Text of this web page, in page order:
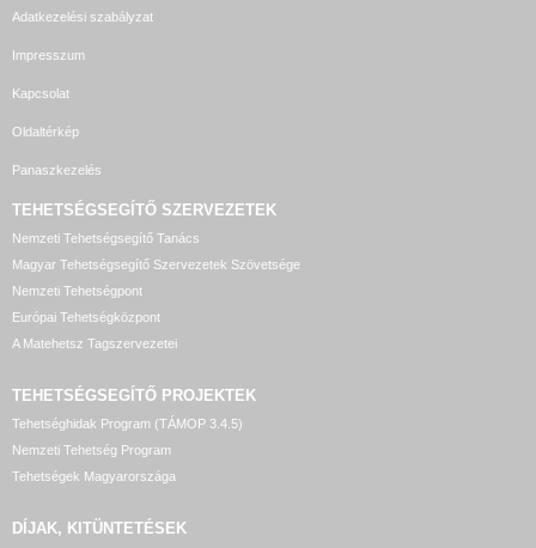
Adatkezelési szabályzat
Impresszum
Kapcsolat
Oldaltérkép
Panaszkezelés
TEHETSÉGSEGÍTŐ SZERVEZETEK
Nemzeti Tehetségsegítő Tanács
Magyar Tehetségsegítő Szervezetek Szövetsége
Nemzeti Tehetségpont
Európai Tehetségközpont
A Matehetsz Tagszervezetei
TEHETSÉGSEGÍTŐ PROJEKTEK
Tehetséghidak Program (TÁMOP 3.4.5)
Nemzeti Tehetség Program
Tehetségek Magyarországa
DÍJAK, KITÜNTETÉSEK